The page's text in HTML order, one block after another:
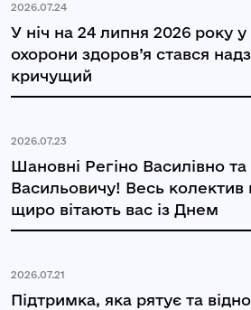
2026.07.24
У ніч на 24 липня 2026 року
охорони здоров’я стався
кричущий
2026.07.23
Шановні Регіно Василівно
Васильовичу! Весь колектив
щиро вітають вас із Днем
2026.07.21
Підтримка, яка рятує та